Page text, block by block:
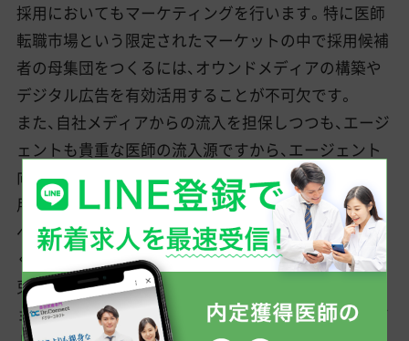
採用においてもマーケティングを行います。特に医師
転職市場という限定されたマーケットの中で採用候補
者の母集団をつくるには、オウンドメディアの構築や
デジタル広告を有効活用することが不可欠です。
また、自社メディアからの流入を担保しつつも、エージ
ェントも貴重な医師の流入源ですから、エージェント
向けのコンテンツも制作しました。エージェントが採
用候補となる医師に対してTCBをPRするためのWEB
ページのことですが、そこまでやっているのは私たち
くらいではないでしょうか。
兎にも角にも、私たちは各セクションのプロフェッシ
ョナルとして、成果の質に細部までこだわり、インパク